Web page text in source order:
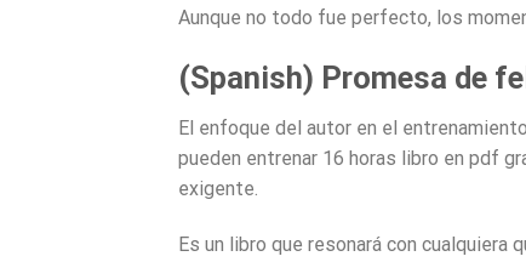
Aunque no todo fue perfecto, los
(Spanish) Promesa de
El enfoque del autor en el
pueden entrenar 16 horas libro en pdf
exigente.
Es un libro que resonará con cualquiera